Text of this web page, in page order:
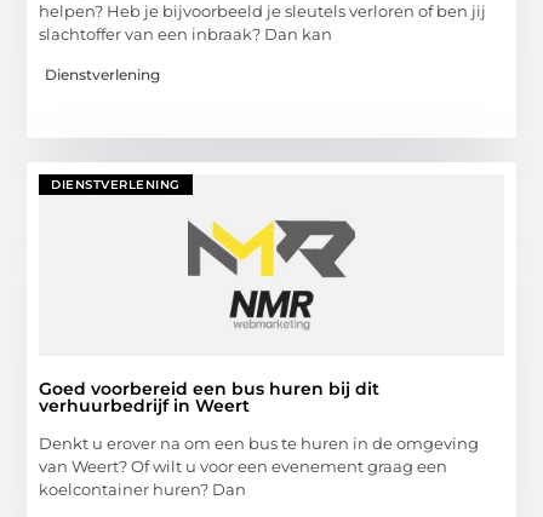
helpen? Heb je bijvoorbeeld je sleutels verloren of ben jij
slachtoffer van een inbraak? Dan kan
Dienstverlening
DIENSTVERLENING
Goed voorbereid een bus huren bij dit
verhuurbedrijf in Weert
Denkt u erover na om een bus te huren in de omgeving
van Weert? Of wilt u voor een evenement graag een
koelcontainer huren? Dan